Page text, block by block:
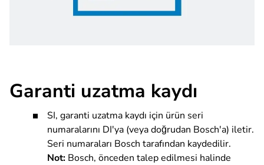
Garanti uzatma kaydı
SI, garanti uzatma kaydı için ürün seri
numaralarını DI'ya (veya doğrudan Bosch'a) iletir.
Seri numaraları Bosch tarafından kaydedilir.
Not: Bosch, önceden talep edilmesi halinde